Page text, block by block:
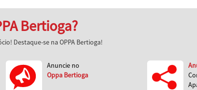
Bertioga?
Destaque-se na OPPA Bertioga!
Anuncie no
Oppa Bertioga